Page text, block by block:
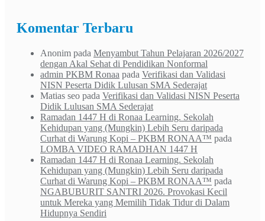
Komentar Terbaru
Anonim pada Menyambut Tahun Pelajaran 2026/2027
dengan Akal Sehat di Pendidikan Nonformal
admin PKBM Ronaa pada Verifikasi dan Validasi
NISN Peserta Didik Lulusan SMA Sederajat
Matias seo pada Verifikasi dan Validasi NISN Peserta
Didik Lulusan SMA Sederajat
Ramadan 1447 H di Ronaa Learning. Sekolah
Kehidupan yang (Mungkin) Lebih Seru daripada
Curhat di Warung Kopi – PKBM RONAA™ pada
LOMBA VIDEO RAMADHAN 1447 H
Ramadan 1447 H di Ronaa Learning. Sekolah
Kehidupan yang (Mungkin) Lebih Seru daripada
Curhat di Warung Kopi – PKBM RONAA™ pada
NGABUBURIT SANTRI 2026. Provokasi Kecil
untuk Mereka yang Memilih Tidak Tidur di Dalam
Hidupnya Sendiri